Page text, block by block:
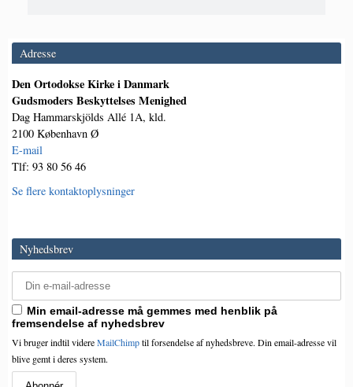
Adresse
Den Ortodokse Kirke i Danmark
Gudsmoders Beskyttelses Menighed
Dag Hammarskjölds Allé 1A, kld.
2100 København Ø
E-mail
Tlf: 93 80 56 46
Se flere kontaktoplysninger
Nyhedsbrev
Min email-adresse må gemmes med henblik på
fremsendelse af nyhedsbrev
Vi bruger indtil videreMailChimptil forsendelse af nyhedsbreve. Din email-adresse vil
blive gemt i deres system.